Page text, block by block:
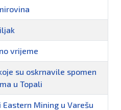
vrijeme
su oskrnavile spomen
u Topali
Mining u Varešu